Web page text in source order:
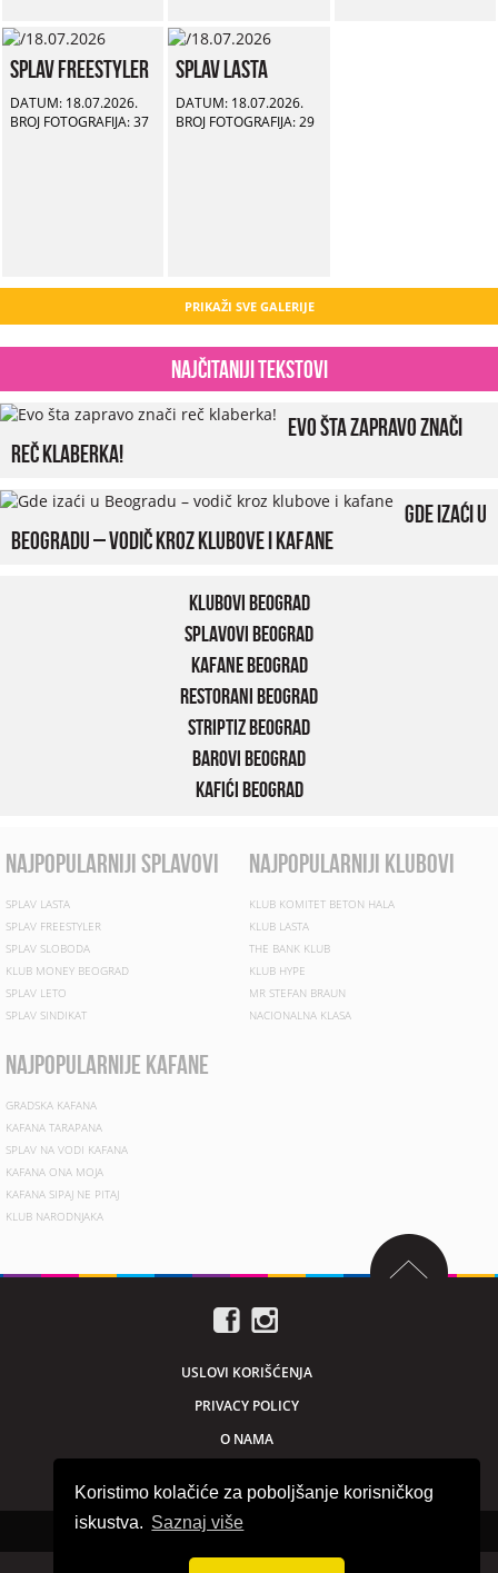
Koristimo kolačiće za poboljšanje korisničkog
iskustva. Saznaj više
Splav Freestyler
DATUM: 18.07.2026.
BROJ FOTOGRAFIJA: 37
Splav Lasta
DATUM: 18.07.2026.
BROJ FOTOGRAFIJA: 29
PRIKAŽI SVE GALERIJE
Najčitaniji tekstovi
Evo šta zapravo znači
reč klaberka!
Gde izaći u
Beogradu – vodič kroz klubove i kafane
Klubovi Beograd
Splavovi Beograd
Kafane Beograd
Restorani Beograd
Striptiz Beograd
Barovi Beograd
Kafići Beograd
najpopularniji splavovi
SPLAV LASTA
SPLAV FREESTYLER
SPLAV SLOBODA
KLUB MONEY BEOGRAD
SPLAV LETO
SPLAV SINDIKAT
najpopularniji klubovi
KLUB KOMITET BETON HALA
KLUB LASTA
THE BANK KLUB
KLUB HYPE
MR STEFAN BRAUN
NACIONALNA KLASA
najpopularnije kafane
GRADSKA KAFANA
KAFANA TARAPANA
SPLAV NA VODI KAFANA
KAFANA ONA MOJA
KAFANA SIPAJ NE PITAJ
KLUB NARODNJAKA
USLOVI KORIŠĆENJA
PRIVACY POLICY
O NAMA
Sva prava zadržana © 2026. beogradnocu.com